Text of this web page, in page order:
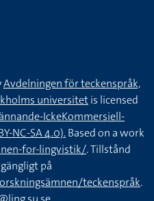
Avdelningen för teckenspråk,
universitetis licensed
IckeKommersiell-
NC-SA 4.0).Based on a work
for-lingvistik/. Tillstånd
på
teckenspråk.